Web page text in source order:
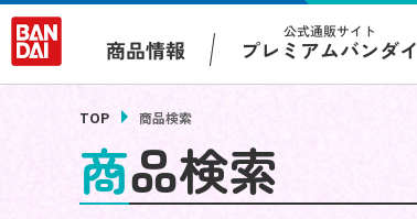
商品情報
公式通販サイト
プレミアムバンダイ
TOP 商品検索
商品検索